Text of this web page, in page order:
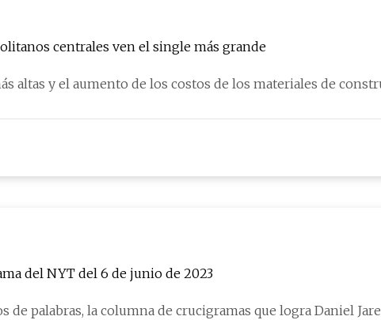
centrales ven el single más grande
altas y el aumento de los costos de los materiales de
del NYT del 6 de junio de 2023
de palabras, la columna de crucigramas que logra Daniel